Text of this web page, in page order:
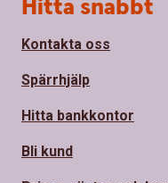
Hitta snabbt
Kontakta oss
Spärrhjälp
Hitta bankkontor
Bli kund